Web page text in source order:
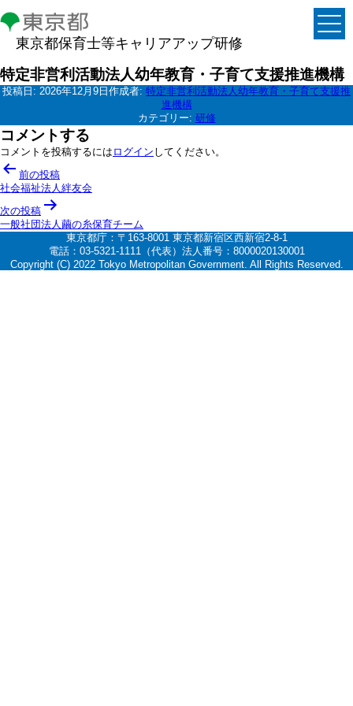
東京都保育士等キャリアアップ研修
特定非営利活動法人幼年教育・子育て支援推進機構
投稿日: 2026年12月9日 作成者: 特定非営利活動法人幼年教育・子育て支援推
進機構
カテゴリー: 研修
コメントする
コメントを投稿するには ログイン してください。
投
稿
ナ
ビ
ー
前の投稿
社会福祉法人絆友会
次の投稿
一般社団法人繭の糸保育チーム
東京都庁：〒163-8001 東京都新宿区西新宿2-8-1
電話：03-5321-1111（代表）法人番号：8000020130001
Copyright (C) 2022 Tokyo Metropolitan Government. All Rights Reserved.